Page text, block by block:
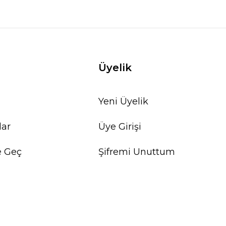
Geç
Üyelik
Yeni Üyelik
Üye Girişi
Şifremi Unuttum